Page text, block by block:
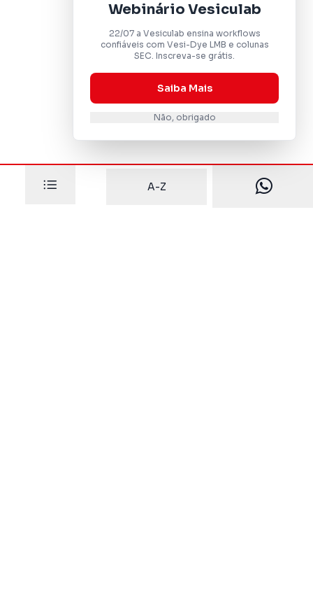
Webinário Vesiculab
22/07 a Vesiculab ensina workflows
confiáveis com Vesi-Dye LMB e colunas
SEC. Inscreva-se grátis.
Saiba Mais
Não, obrigado
A-Z